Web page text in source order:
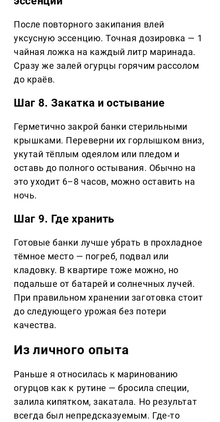
После повторного закипания влей
уксусную эссенцию. Точная дозировка — 1
чайная ложка на каждый литр маринада.
Сразу же залей огурцы горячим рассолом
до краёв.
Шаг 8. Закатка и остывание
Герметично закрой банки стерильными
крышками. Переверни их горлышком вниз,
укутай тёплым одеялом или пледом и
оставь до полного остывания. Обычно на
это уходит 6–8 часов, можно оставить на
ночь.
Шаг 9. Где хранить
Готовые банки лучше убрать в прохладное
тёмное место — погреб, подвал или
кладовку. В квартире тоже можно, но
подальше от батарей и солнечных лучей.
При правильном хранении заготовка стоит
до следующего урожая без потери
качества.
Из личного опыта
Раньше я относилась к маринованию
огурцов как к рутине — бросила специи,
залила кипятком, закатала. Но результат
всегда был непредсказуемым. Где-то